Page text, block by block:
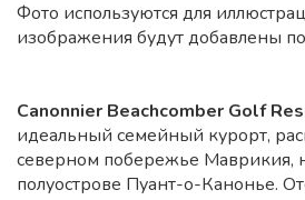
Фото используются для
изображения будут добавлены
Canonnier Beachcomber Golf
идеальный семейный курорт,
северном побережье Маврикия,
полуострове Пуант-о-Канонье.